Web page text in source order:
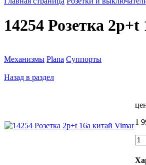
14254 Розетка
Механизмы Plana Суппорты
Назад в раздел
1